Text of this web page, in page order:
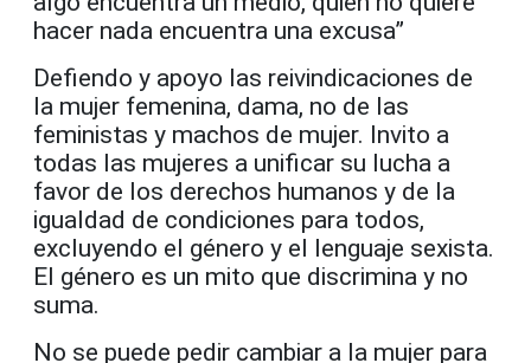
hacer nada encuentra una excusa”
Defiendo y apoyo las reivindicaciones de
la mujer femenina, dama, no de las
feministas y machos de mujer. Invito a
todas las mujeres a unificar su lucha a
favor de los derechos humanos y de la
igualdad de condiciones para todos,
excluyendo el género y el lenguaje sexista.
El género es un mito que discrimina y no
suma.
No se puede pedir cambiar a la mujer para